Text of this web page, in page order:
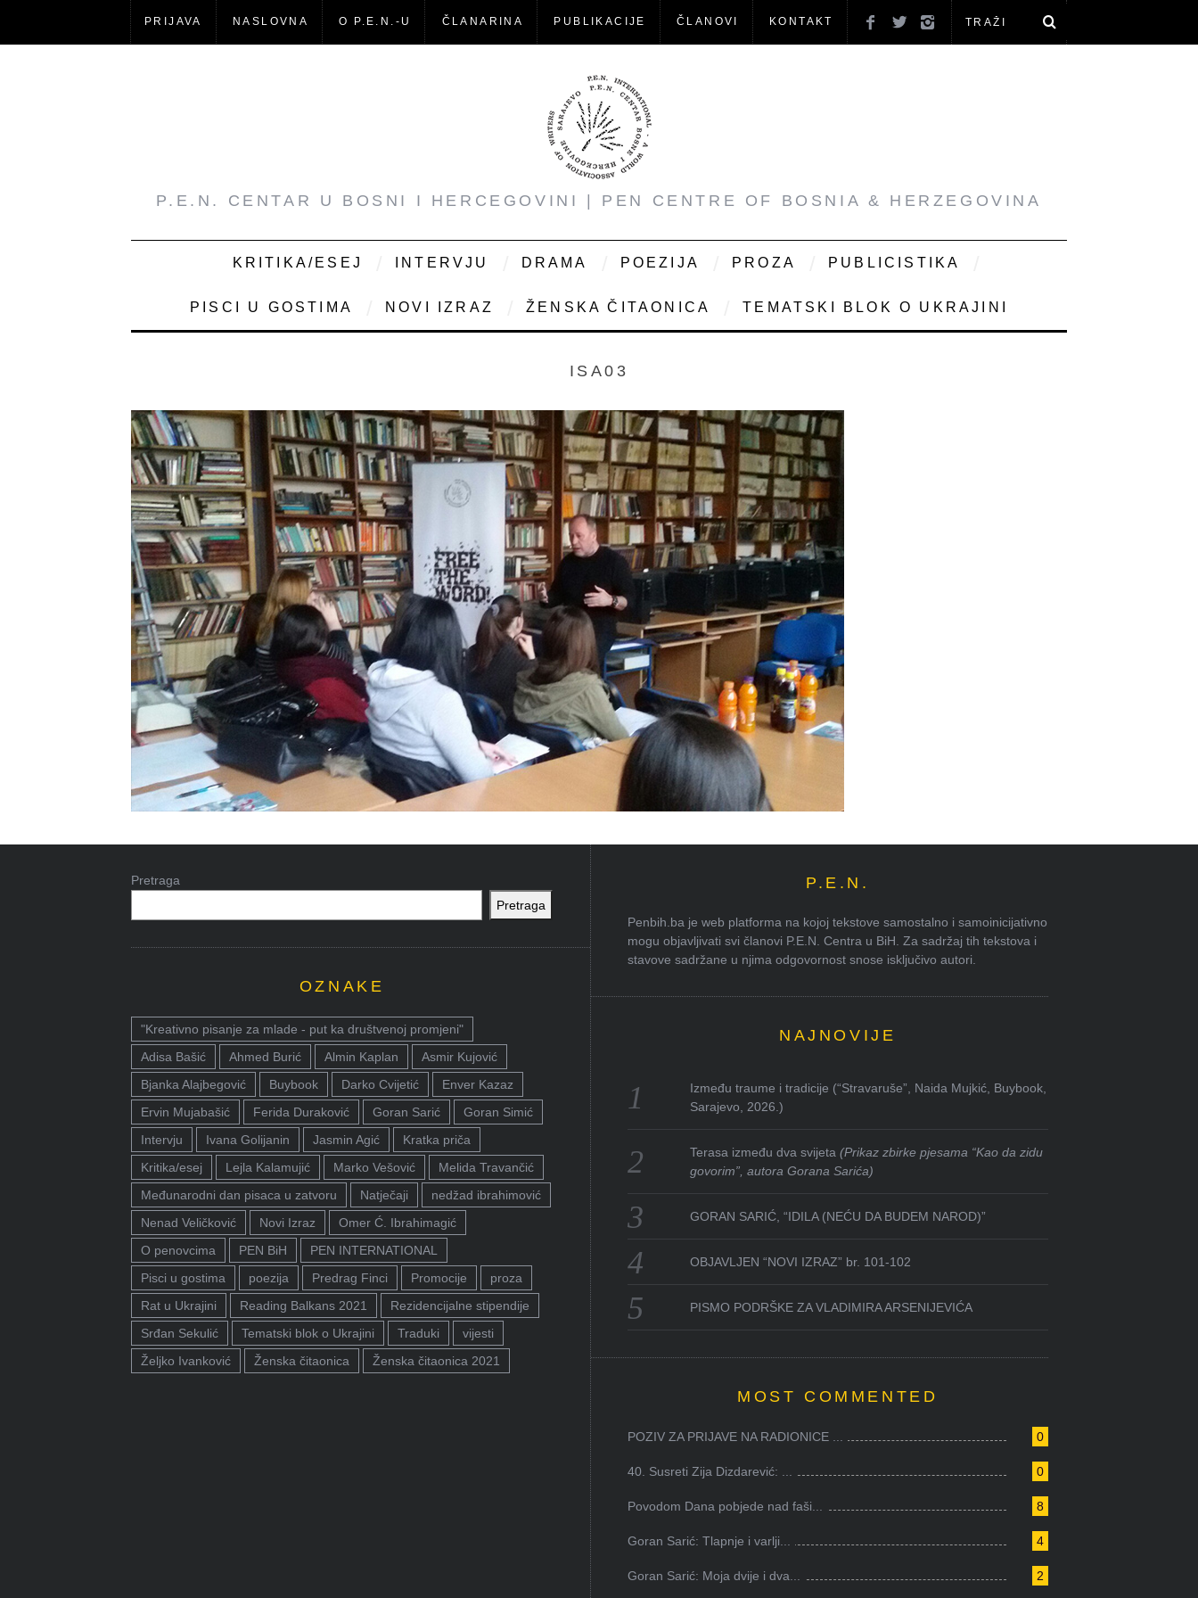
PRIJAVA NASLOVNA O P.E.N.-U ČLANARINA PUBLIKACIJE ČLANOVI KONTAKT
P.E.N. CENTAR U BOSNI I HERCEGOVINI | PEN CENTRE OF BOSNIA & HERZEGOVINA
KRITIKA/ESEJ INTERVJU DRAMA POEZIJA PROZA PUBLICISTIKA
PISCI U GOSTIMA NOVI IZRAZ ŽENSKA ČITAONICA TEMATSKI BLOK O UKRAJINI
ISA03
Pretraga
Pretraga
OZNAKE
"Kreativno pisanje za mlade - put ka društvenoj promjeni"
Adisa Bašić
Ahmed Burić Almin Kaplan
Asmir Kujović
Bjanka Alajbegović
Buybook Darko Cvijetić
Enver Kazaz
Ervin Mujabašić
Ferida Duraković Goran Sarić
Goran Simić
Intervju
Ivana Golijanin Jasmin Agić
Kratka priča
Kritika/esej
Lejla Kalamujić Marko Vešović
Melida Travančić
Međunarodni dan pisaca u zatvoru
Natječaji
nedžad ibrahimović
Nenad Veličković
Novi Izraz
Omer Ć. Ibrahimagić
O penovcima
PEN BiH
PEN INTERNATIONAL
Pisci u gostima
poezija Predrag Finci Promocije
proza
Rat u Ukrajini
Reading Balkans 2021
Rezidencijalne stipendije
Srđan Sekulić
Tematski blok o Ukrajini Traduki
vijesti
Željko Ivanković
Ženska čitaonica Ženska čitaonica 2021
P.E.N.
Penbih.ba je web platforma na kojoj tekstove samostalno i samoinicijativno
mogu objavljivati svi članovi P.E.N. Centra u BiH. Za sadržaj tih tekstova i
stavove sadržane u njima odgovornost snose isključivo autori.
NAJNOVIJE
Između traume i tradicije (“Stravaruše”, Naida Mujkić, Buybook,
Sarajevo, 2026.)
Terasa između dva svijeta(Prikaz zbirke pjesama “Kao da zidu
govorim”, autora Gorana Sarića)
GORAN SARIĆ, “IDILA (NEĆU DA BUDEM NAROD)”
OBJAVLJEN “NOVI IZRAZ” br. 101-102
PISMO PODRŠKE ZA VLADIMIRA ARSENIJEVIĆA
MOST COMMENTED
0
POZIV ZA PRIJAVE NA RADIONICE ...
0
40. Susreti Zija Dizdarević: ...
8
Povodom Dana pobjede nad faši...
4
Goran Sarić: Tlapnje i varlji...
2
Goran Sarić: Moja dvije i dva...